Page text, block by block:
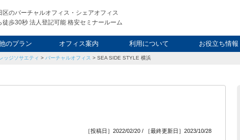
区のバーチャルオフィス・シェアオフィス
徒歩30秒 法人登記可能 格安セミナールーム
のプラン
ルオフィス
ィークエンド
会議室
オフィス案内 利用について
利用料金
申込について
FAQ
お役立ち情報
ッジソサエティ > バーチャルオフィス > SEA SIDE STYLE 横浜
［投稿日］2022/02/20 / ［最終更新日］2023/10/28